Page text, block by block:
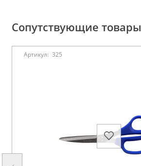
Сопутствующие товары
Артикул: 325